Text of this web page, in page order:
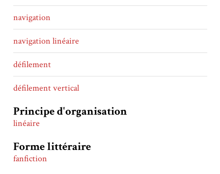
navigation
navigation linéaire
défilement
défilement vertical
Principe d'organisation
linéaire
Forme littéraire
fanfiction